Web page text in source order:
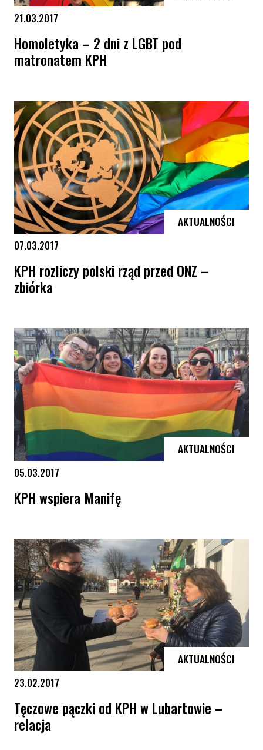
21.03.2017
Homoletyka – 2 dni z LGBT pod
matronatem KPH
AKTUALNOŚCI
07.03.2017
KPH rozliczy polski rząd przed ONZ –
zbiórka
AKTUALNOŚCI
05.03.2017
KPH wspiera Manifę
AKTUALNOŚCI
23.02.2017
Tęczowe pączki od KPH w Lubartowie –
relacja